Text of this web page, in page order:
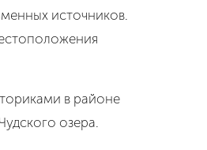
источников.
в районе
озера.